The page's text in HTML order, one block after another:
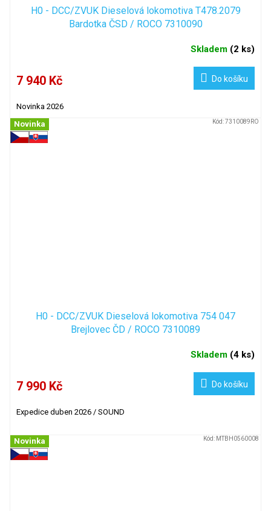
H0 - DCC/ZVUK Dieselová lokomotiva T478.2079
Bardotka ČSD / ROCO 7310090
Skladem (2 ks)
7 940 Kč Do košíku
Novinka 2026
Novinka
H0 - DCC/ZVUK Dieselová lokomotiva 754 047
Brejlovec ČD / ROCO 7310089
Skladem (4 ks)
7 990 Kč Do košíku
Expedice duben 2026 / SOUND
Kód:7310089RO
Novinka Kód: MTBH0560008